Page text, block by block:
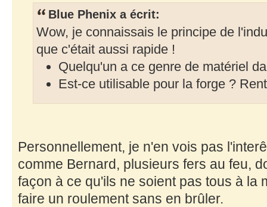
Blue Phenix a écrit:
Wow, je connaissais le principe de
que c'était aussi rapide !
Quelqu'un a ce genre de matériel
Est-ce utilisable pour la forge ?
Personnellement, je n'en vois pas
comme Bernard, plusieurs fers au feu,
façon à ce qu'ils ne soient pas tous à la
faire un roulement sans en brûler.